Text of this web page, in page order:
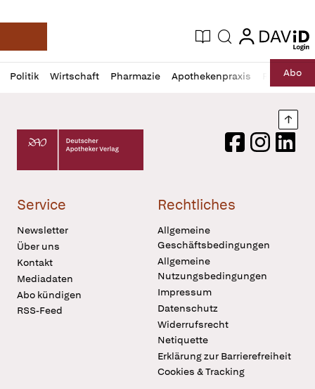
Deutsche Apotheker Zeitung
Aktuelle Ausgabe
Suche login
login
Politik Wirtschaft Pharmazie Apothekenpraxis RechtAbo
Profil
öffnen
Daz
Pur
Deutscher Apotheker Verlag Logo
FacebookInstagram
Service
Newsletter
Über uns
Kontakt
Mediadaten
Abo kündigen
RSS-Feed
Rechtliches
Allgemeine
Geschäftsbedingungen
Allgemeine
Nutzungsbedingungen
Impressum
Datenschutz
Widerrufsrecht
Netiquette
Erklärung zur Barrierefreiheit
Cookies & Tracking